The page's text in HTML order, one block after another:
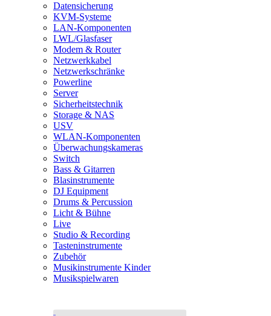
Datensicherung
KVM-Systeme
LAN-Komponenten
LWL/Glasfaser
Modem & Router
Netzwerkkabel
Netzwerkschränke
Powerline
Server
Sicherheitstechnik
Storage & NAS
USV
WLAN-Komponenten
Überwachungskameras
Switch
Bass & Gitarren
Blasinstrumente
DJ Equipment
Drums & Percussion
Licht & Bühne
Live
Studio & Recording
Tasteninstrumente
Zubehör
Musikinstrumente Kinder
Musikspielwaren